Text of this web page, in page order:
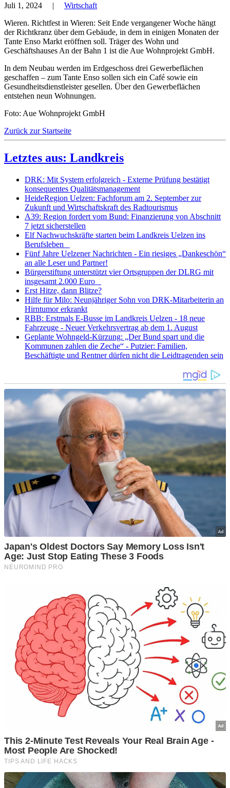
Juli 1, 2024 | Wirtschaft
Wieren. Richtfest in Wieren: Seit Ende vergangener Woche hängt
der Richtkranz über dem Gebäude, in dem in einigen Monaten der
Tante Enso Markt eröffnen soll. Träger des Wohn und
Geschäftshauses An der Bahn 1 ist die Aue Wohnprojekt GmbH.
In dem Neubau werden im Erdgeschoss drei Gewerbeflächen
geschaffen – zum Tante Enso sollen sich ein Café sowie ein
Gesundheitsdienstleister gesellen. Über den Gewerbeflächen
entstehen neun Wohnungen.
Foto: Aue Wohnprojekt GmbH
Zurück zur Startseite
Letztes aus: Landkreis
DRK: Mit System erfolgreich - Externe Prüfung bestätigt
konsequentes Qualitätsmanagement
HeideRegion Uelzen: Fachforum am 2. September zur
Zukunft und Wirtschaftskraft des Radtourismus
A39: Region fordert vom Bund: Finanzierung von Abschnitt
7 jetzt sicherstellen
Elf Nachwuchskräfte starten beim Landkreis Uelzen ins
Berufsleben
Fünf Jahre Uelzener Nachrichten - Ein riesiges „Dankeschön“
an alle Leser und Partner!
Bürgerstiftung unterstützt vier Ortsgruppen der DLRG mit
insgesamt 2.000 Euro
Erst Hitze, dann Blitze?
Hilfe für Milo: Neunjähriger Sohn von DRK-Mitarbeiterin an
Hirntumor erkrankt
RBB: Erstmals E-Busse im Landkreis Uelzen - 18 neue
Fahrzeuge - Neuer Verkehrsvertrag ab dem 1. August
Geplante Wohngeld-Kürzung: „Der Bund spart und die
Kommunen zahlen die Zeche“ - Putzier: Familien,
Beschäftigte und Rentner dürfen nicht die Leidtragenden sein